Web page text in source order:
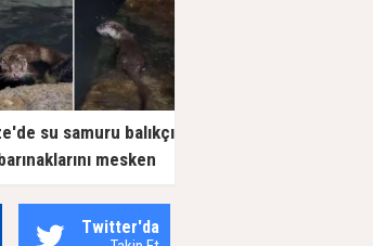
su samuru balıkçı
mesken
Twitter'da